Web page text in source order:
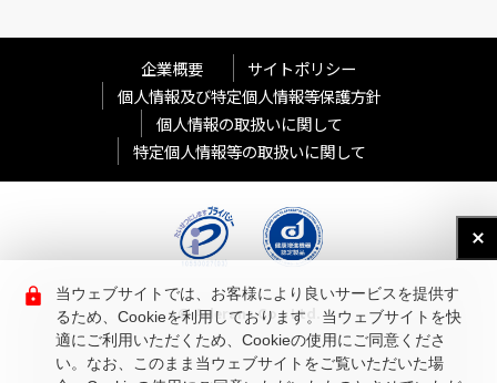
企業概要
サイトポリシー
個人情報及び特定個人情報等保護方針
個人情報の取扱いに関して
特定個人情報等の取扱いに関して
© Aderans Co., Ltd.
当ウェブサイトでは、お客様により良いサービスを提供す
るため、Cookieを利用しております。当ウェブサイトを快
適にご利用いただくため、Cookieの使用にご同意くださ
い。なお、このまま当ウェブサイトをご覧いただいた場